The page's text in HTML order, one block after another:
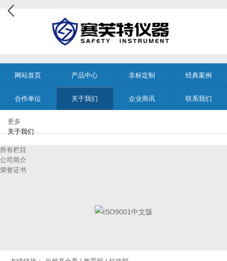
网站首页 产品中心 非标定制 经典案例
合作单位 关于我们 企业商讯 联系我们
更多
关于我们
所有栏目
公司简介
荣誉证书